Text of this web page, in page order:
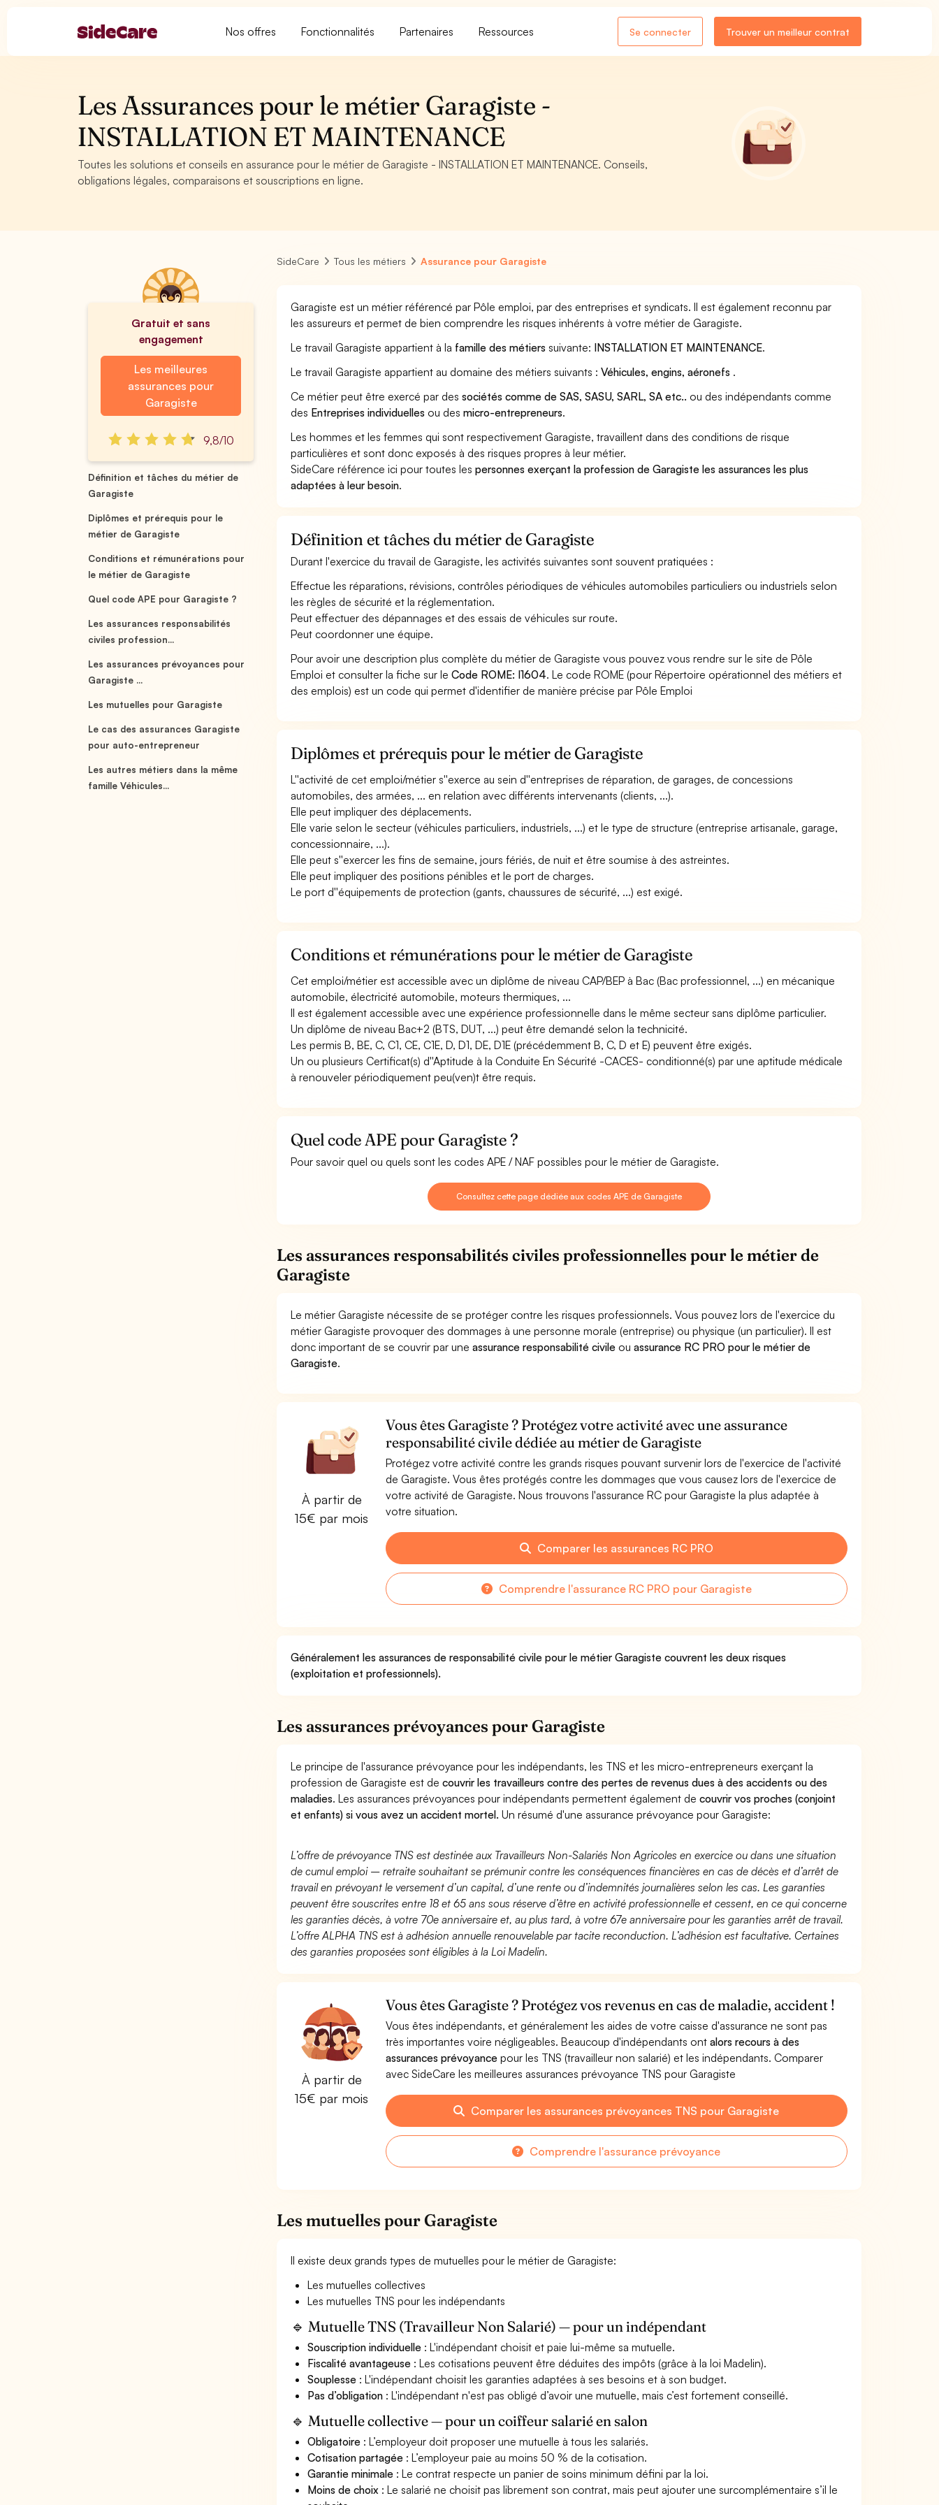
Nos offres Fonctionnalités Partenaires Ressources Se connecter Trouver un meilleur contrat
Les Assurances pour le métier Garagiste -
INSTALLATION ET MAINTENANCE
Toutes les solutions et conseils en assurance pour le métier de Garagiste - INSTALLATION ET MAINTENANCE. Conseils,
obligations légales, comparaisons et souscriptions en ligne.
Gratuit et sans
engagement
Les meilleures
assurances pour
Garagiste
9,8/10
Définition et tâches du métier de
Garagiste
Diplômes et prérequis pour le
métier de Garagiste
Conditions et rémunérations pour
le métier de Garagiste
Quel code APE pour Garagiste ?
Les assurances responsabilités
civiles profession...
Les assurances prévoyances pour
Garagiste ...
Les mutuelles pour Garagiste
Le cas des assurances Garagiste
pour auto-entrepreneur
Les autres métiers dans la même
famille Véhicules...
SideCare Tous les métiers Assurance pour Garagiste
Garagiste est un métier référencé par Pôle emploi, par des entreprises et syndicats. Il est également reconnu par
les assureurs et permet de bien comprendre les risques inhérents à votre métier de Garagiste.
Le travail Garagiste appartient à la famille des métiers suivante: INSTALLATION ET MAINTENANCE.
Le travail Garagiste appartient au domaine des métiers suivants :Véhicules, engins, aéronefs .
Ce métier peut être exercé par dessociétés comme de SAS, SASU, SARL, SA etc.. ou des indépendants comme
des Entreprises individuelles ou desmicro-entrepreneurs.
Les hommes et les femmes qui sont respectivement Garagiste, travaillent dans des conditions de risque
particulières et sont donc exposés à des risques propres à leur métier.
SideCare référence ici pour toutes lespersonnes exerçant la profession de Garagiste les assurances les plus
adaptées à leur besoin.
Définition et tâches du métier de Garagiste
Durant l'exercice du travail de Garagiste, les activités suivantes sont souvent pratiquées :
Effectue les réparations, révisions, contrôles périodiques de véhicules automobiles particuliers ou industriels selon
les règles de sécurité et la réglementation.
Peut effectuer des dépannages et des essais de véhicules sur route.
Peut coordonner une équipe.
Pour avoir une description plus complète du métier de Garagiste vous pouvez vous rendre sur le site de Pôle
Emploi et consulter la fiche sur leCode ROME: I1604. Le code ROME (pour Répertoire opérationnel des métiers et
des emplois) est un code qui permet d'identifier de manière précise par Pôle Emploi
Diplômes et prérequis pour le métier de Garagiste
L''activité de cet emploi/métier s''exerce au sein d''entreprises de réparation, de garages, de concessions
automobiles, des armées, ... en relation avec différents intervenants (clients, ...).
Elle peut impliquer des déplacements.
Elle varie selon le secteur (véhicules particuliers, industriels, ...) et le type de structure (entreprise artisanale, garage,
concessionnaire, ...).
Elle peut s''exercer les fins de semaine, jours fériés, de nuit et être soumise à des astreintes.
Elle peut impliquer des positions pénibles et le port de charges.
Le port d''équipements de protection (gants, chaussures de sécurité, ...) est exigé.
Conditions et rémunérations pour le métier de Garagiste
Cet emploi/métier est accessible avec un diplôme de niveau CAP/BEP à Bac (Bac professionnel, ...) en mécanique
automobile, électricité automobile, moteurs thermiques, ...
Il est également accessible avec une expérience professionnelle dans le même secteur sans diplôme particulier.
Un diplôme de niveau Bac+2 (BTS, DUT, ...) peut être demandé selon la technicité.
Les permis B, BE, C, C1, CE, C1E, D, D1, DE, D1E (précédemment B, C, D et E) peuvent être exigés.
Un ou plusieurs Certificat(s) d''Aptitude à la Conduite En Sécurité -CACES- conditionné(s) par une aptitude médicale
à renouveler périodiquement peu(ven)t être requis.
Quel code APE pour Garagiste ?
Pour savoir quel ou quels sont les codes APE / NAF possibles pour le métier de Garagiste.
Consultez cette page dédiée aux codes APE de Garagiste
Les assurances responsabilités civiles professionnelles pour le métier de
Garagiste
Le métier Garagiste nécessite de se protéger contre les risques professionnels. Vous pouvez lors de l'exercice du
métier Garagiste provoquer des dommages à une personne morale (entreprise) ou physique (un particulier). Il est
donc important de se couvrir par uneassurance responsabilité civile ouassurance RC PRO pour le métier de
Garagiste.
À partir de
15€ par mois
Vous êtes Garagiste ? Protégez votre activité avec une assurance
responsabilité civile dédiée au métier de Garagiste
Protégez votre activité contre les grands risques pouvant survenir lors de l'exercice de l'activité
de Garagiste. Vous êtes protégés contre les dommages que vous causez lors de l'exercice de
votre activité de Garagiste. Nous trouvons l'assurance RC pour Garagiste la plus adaptée à
votre situation.
Comparer les assurances RC PRO
Comprendre l'assurance RC PRO pour Garagiste
Généralement les assurances de responsabilité civile pour le métier Garagiste couvrent les deux risques
(exploitation et professionnels).
Les assurances prévoyances pour Garagiste
Le principe de l'assurance prévoyance pour les indépendants, les TNS et les micro-entrepreneurs exerçant la
profession de Garagiste est decouvrir les travailleurs contre des pertes de revenus dues à des accidents ou des
maladies. Les assurances prévoyances pour indépendants permettent également decouvrir vos proches (conjoint
et enfants) si vous avez un accident mortel. Un résumé d'une assurance prévoyance pour Garagiste:
L’offre de prévoyance TNS est destinée aux Travailleurs Non-Salariés Non Agricoles en exercice ou dans une situation
de cumul emploi – retraite souhaitant se prémunir contre les conséquences financières en cas de décès et d’arrêt de
travail en prévoyant le versement d’un capital, d’une rente ou d’indemnités journalières selon les cas. Les garanties
peuvent être souscrites entre 18 et 65 ans sous réserve d’être en activité professionnelle et cessent, en ce qui concerne
les garanties décès, à votre 70e anniversaire et, au plus tard, à votre 67e anniversaire pour les garanties arrêt de travail.
L’offre ALPHA TNS est à adhésion annuelle renouvelable par tacite reconduction. L’adhésion est facultative. Certaines
des garanties proposées sont éligibles à la Loi Madelin.
À partir de
15€ par mois
Vous êtes Garagiste ? Protégez vos revenus en cas de maladie, accident !
Vous êtes indépendants, et généralement les aides de votre caisse d'assurance ne sont pas
très importantes voire négligeables. Beaucoup d'indépendants ont alors recours à des
assurances prévoyancepour les TNS (travailleur non salarié) et les indépendants. Comparer
avec SideCare les meilleures assurances prévoyance TNS pour Garagiste
Comparer les assurances prévoyances TNS pour Garagiste
Comprendre l'assurance prévoyance
Les mutuelles pour Garagiste
Il existe deux grands types de mutuelles pour le métier de Garagiste:
Les mutuelles collectives
Les mutuelles TNS pour les indépendants
🔹 Mutuelle TNS (Travailleur Non Salarié) — pour un indépendant
Souscription individuelle : L'indépendant choisit et paie lui-même sa mutuelle.
Fiscalité avantageuse : Les cotisations peuvent être déduites des impôts (grâce à la loi Madelin).
Souplesse : L'indépendant choisit les garanties adaptées à ses besoins et à son budget.
Pas d’obligation : L'indépendant n'est pas obligé d’avoir une mutuelle, mais c’est fortement conseillé.
🔹 Mutuelle collective — pour un coiffeur salarié en salon
Obligatoire : L’employeur doit proposer une mutuelle à tous les salariés.
Cotisation partagée : L’employeur paie au moins 50 % de la cotisation.
Garantie minimale : Le contrat respecte un panier de soins minimum défini par la loi.
Moins de choix : Le salarié ne choisit pas librement son contrat, mais peut ajouter une surcomplémentaire s’il le